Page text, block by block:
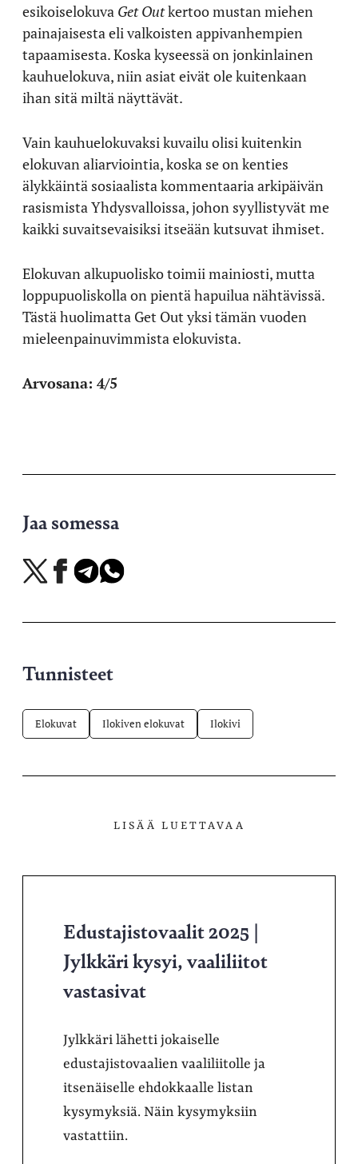
esikoiselokuva Get Outkertoo mustan miehen
painajaisesta eli valkoisten appivanhempien
tapaamisesta. Koska kyseessä on jonkinlainen
kauhuelokuva, niin asiat eivät ole kuitenkaan
ihan sitä miltä näyttävät.
Vain kauhuelokuvaksi kuvailu olisi kuitenkin
elokuvan aliarviointia, koska se on kenties
älykkäintä sosiaalista kommentaaria arkipäivän
rasismista Yhdysvalloissa, johon syyllistyvät me
kaikki suvaitsevaisiksi itseään kutsuvat ihmiset.
Elokuvan alkupuolisko toimii mainiosti, mutta
loppupuoliskolla on pientä hapuilua nähtävissä.
Tästä huolimatta Get Out yksi tämän vuoden
mieleenpainuvimmista elokuvista.
Arvosana: 4/5
Jaa somessa
Jaa
X-
Jaa
Facebookissa
Jaa
Telegramissa
Jaa
WhatsAppissa
Tunnisteet
Elokuvat Ilokiven elokuvat Ilokivi
LISÄÄ LUETTAVAA
Edustajistovaalit 2025 |
Jylkkäri kysyi, vaaliliitot
vastasivat
Jylkkäri lähetti jokaiselle
edustajistovaalien vaaliliitolle ja
itsenäiselle ehdokkaalle listan
kysymyksiä. Näin kysymyksiin
vastattiin.